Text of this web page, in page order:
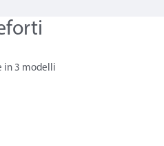
in 3 modelli